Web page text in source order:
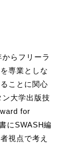
らフリーラ
専業としな
ことに関心
大学出版技
for
にSWASH編
視点で考え